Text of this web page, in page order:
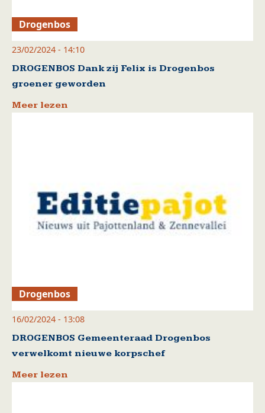
Drogenbos
23/02/2024 - 14:10
DROGENBOS Dank zij Felix is Drogenbos
groener geworden
Meer lezen
Drogenbos
16/02/2024 - 13:08
DROGENBOS Gemeenteraad Drogenbos
verwelkomt nieuwe korpschef
Meer lezen